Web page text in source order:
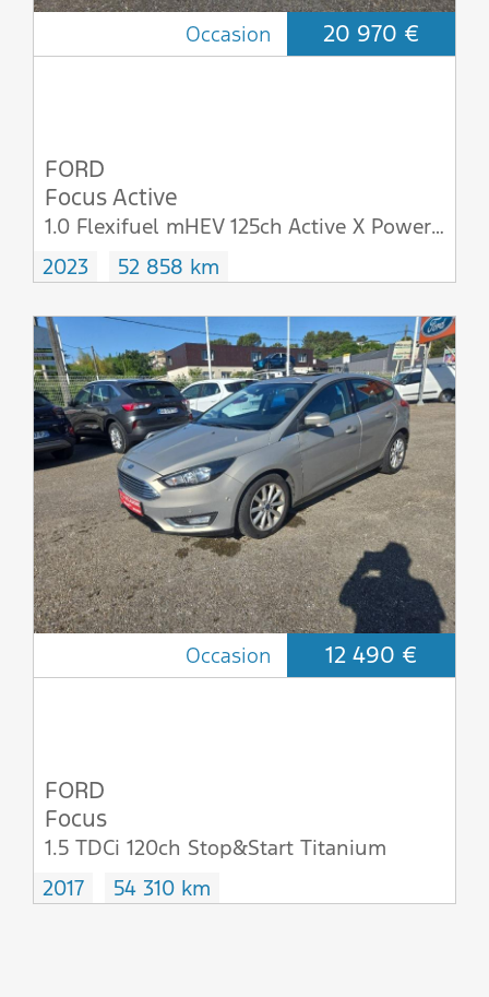
Occasion 20 970 €
FORD
Focus Active
1.0 Flexifuel mHEV 125ch Active X Powershift
2023
52 858 km
Occasion 12 490 €
FORD
Focus
1.5 TDCi 120ch Stop&Start Titanium
2017
54 310 km